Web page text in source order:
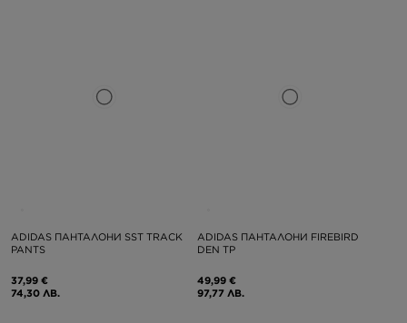
ADIDAS ПАНТАЛОНИ SST TRACK
PANTS
37,99 €
74,30 ЛВ.
ADIDAS ПАНТАЛОНИ FIREBIRD
DEN TP
49,99 €
97,77 ЛВ.